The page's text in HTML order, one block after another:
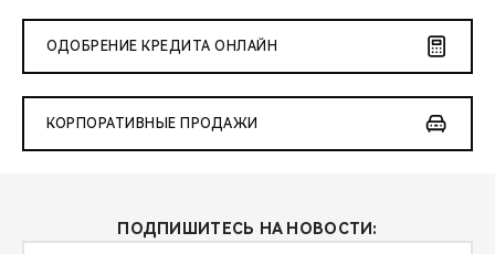
ОДОБРЕНИЕ КРЕДИТА ОНЛАЙН
КОРПОРАТИВНЫЕ ПРОДАЖИ
ПОДПИШИТЕСЬ НА НОВОСТИ: